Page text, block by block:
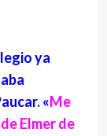
ya
«Me
Elmer de